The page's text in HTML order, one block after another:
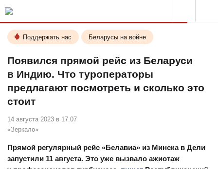
Поддержать нас Беларусы на войне
Появился прямой рейс из Беларуси
в Индию. Что туроператоры
предлагают посмотреть и сколько это
стоит
14 августа 2023 в 17.07
«Зеркало»
Прямой регулярный рейс «Белавиа» из Минска в Дели
запустили 11 августа. Это уже вызвало ажиотаж